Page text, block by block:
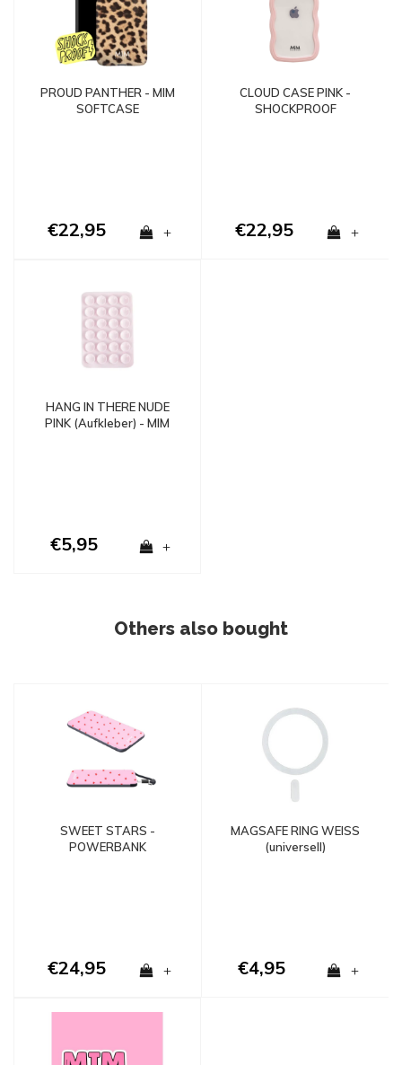
PROUD PANTHER - MIM
SOFTCASE
€22,95 +
CLOUD CASE PINK -
SHOCKPROOF
€22,95 +
HANG IN THERE NUDE
PINK (Aufkleber) - MIM
€5,95 +
Others also bought
SWEET STARS -
POWERBANK
€24,95 +
MAGSAFE RING WEISS
(universell)
€4,95 +